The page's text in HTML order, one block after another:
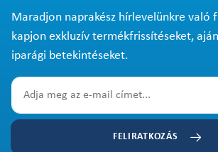
Maradjon naprakész hírlevelünkre való
kapjon exkluzív termékfrissítéseket,
iparági betekintéseket.
FELIRATKOZÁS